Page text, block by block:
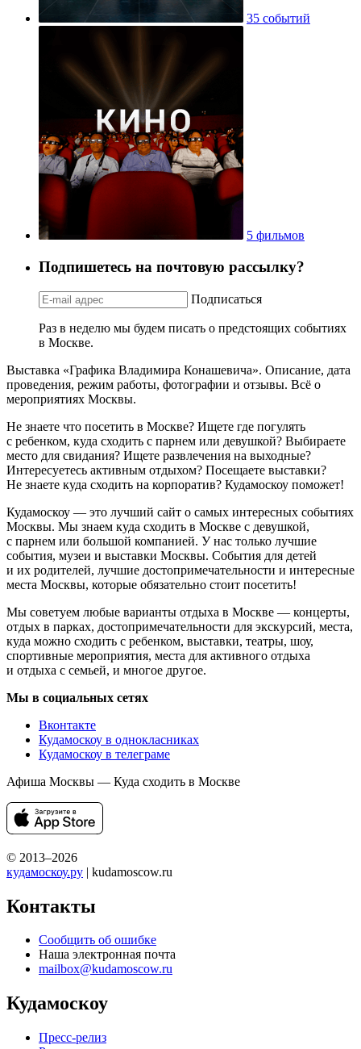
35 событий
5 фильмов
Подпишетесь на почтовую рассылку?
Подписаться
Раз в неделю мы будем писать о предстоящих событиях
в Москве.
Выставка «Графика Владимира Конашевича». Описание, дата
проведения, режим работы, фотографии и отзывы. Всё о
мероприятиях Москвы.
Не знаете что посетить в Москве? Ищете где погулять
с ребенком, куда сходить с парнем или девушкой? Выбираете
место для свидания? Ищете развлечения на выходные?
Интересуетесь активным отдыхом? Посещаете выставки?
Не знаете куда сходить на корпоратив? Кудамоскоу поможет!
Кудамоскоу — это лучший сайт о самых интересных событиях
Москвы. Мы знаем куда сходить в Москве с девушкой,
с парнем или большой компанией. У нас только лучшие
события, музеи и выставки Москвы. События для детей
и их родителей, лучшие достопримечательности и интересные
места Москвы, которые обязательно стоит посетить!
Мы советуем любые варианты отдыха в Москве — концерты,
отдых в парках, достопримечательности для экскурсий, места,
куда можно сходить с ребенком, выставки, театры, шоу,
спортивные мероприятия, места для активного отдыха
и отдыха с семьей, и многое другое.
Мы в социальных сетях
Вконтакте
Кудамоскоу в однокласниках
Кудамоскоу в телеграме
Афиша Москвы — Куда сходить в Москве
© 2013–2026
кудамоскоу.ру | kudamoscow.ru
Контакты
Сообщить об ошибке
Наша электронная почта
mailbox@kudamoscow.ru
Кудамоскоу
Пресс-релиз